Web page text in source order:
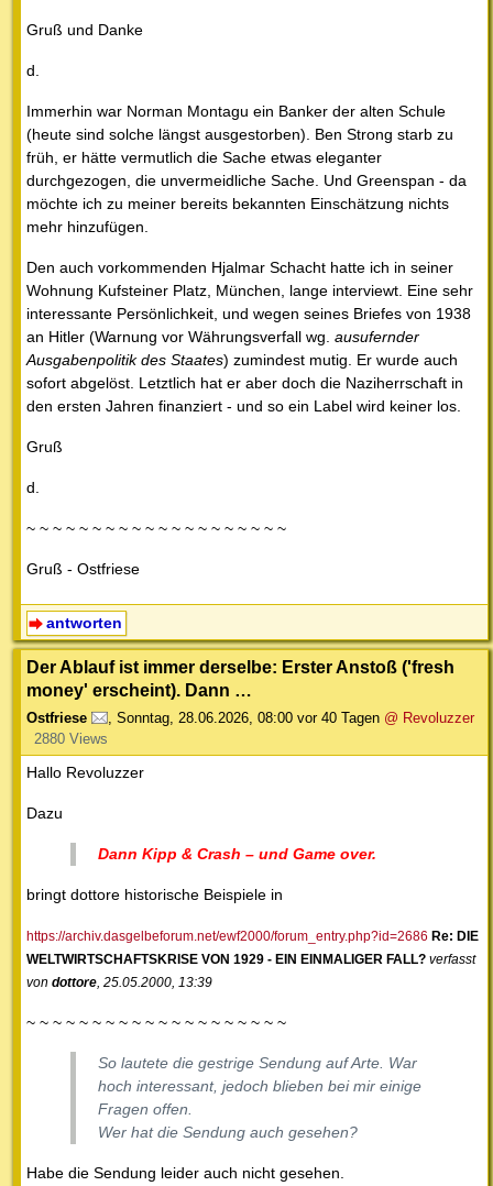
Gruß und Danke
d.
Immerhin war Norman Montagu ein Banker der alten Schule
(heute sind solche längst ausgestorben). Ben Strong starb zu
früh, er hätte vermutlich die Sache etwas eleganter
durchgezogen, die unvermeidliche Sache. Und Greenspan - da
möchte ich zu meiner bereits bekannten Einschätzung nichts
mehr hinzufügen.
Den auch vorkommenden Hjalmar Schacht hatte ich in seiner
Wohnung Kufsteiner Platz, München, lange interviewt. Eine sehr
interessante Persönlichkeit, und wegen seines Briefes von 1938
an Hitler (Warnung vor Währungsverfall wg. ausufernder
Ausgabenpolitik des Staates) zumindest mutig. Er wurde auch
sofort abgelöst. Letztlich hat er aber doch die Naziherrschaft in
den ersten Jahren finanziert - und so ein Label wird keiner los.
Gruß
d.
~ ~ ~ ~ ~ ~ ~ ~ ~ ~ ~ ~ ~ ~ ~ ~ ~ ~ ~ ~
Gruß - Ostfriese
antworten
Der Ablauf ist immer derselbe: Erster Anstoß ('fresh
money' erscheint). Dann …
Ostfriese , Sonntag, 28.06.2026, 08:00 vor 40 Tagen @ Revoluzzer
2880 Views
Hallo Revoluzzer
Dazu
Dann Kipp & Crash – und Game over.
bringt dottore historische Beispiele in
https://archiv.dasgelbeforum.net/ewf2000/forum_entry.php?id=2686 Re: DIE
WELTWIRTSCHAFTSKRISE VON 1929 - EIN EINMALIGER FALL? verfasst
von dottore , 25.05.2000, 13:39
~ ~ ~ ~ ~ ~ ~ ~ ~ ~ ~ ~ ~ ~ ~ ~ ~ ~ ~ ~
So lautete die gestrige Sendung auf Arte. War
hoch interessant, jedoch blieben bei mir einige
Fragen offen.
Wer hat die Sendung auch gesehen?
Habe die Sendung leider auch nicht gesehen.